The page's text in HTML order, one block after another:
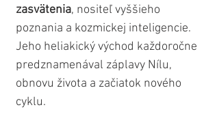
zasvätenia, nositeľ vyššieho
poznania a kozmickej inteligencie.
Jeho heliakický východ každoročne
predznamenával záplavy Nílu,
obnovu života a začiatok nového
cyklu.